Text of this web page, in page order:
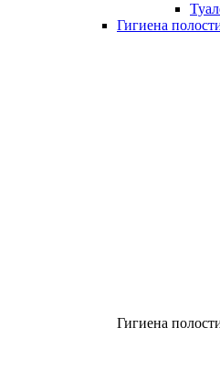
Гигиена
Гигиена